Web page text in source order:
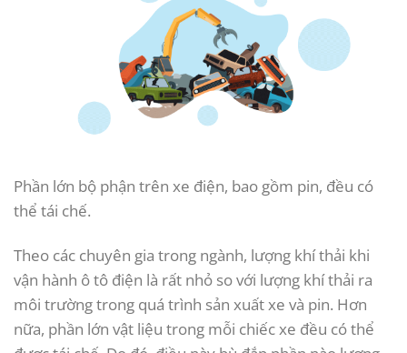
Phần lớn bộ phận trên xe điện, bao gồm pin, đều có
thể tái chế.
Theo các chuyên gia trong ngành, lượng khí thải khi
vận hành ô tô điện là rất nhỏ so với lượng khí thải ra
môi trường trong quá trình sản xuất xe và pin. Hơn
nữa, phần lớn vật liệu trong mỗi chiếc xe đều có thể